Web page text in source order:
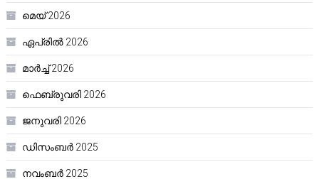
മെയ്‌ 2026
ഏപ്രിൽ 2026
മാർച്ച്‌ 2026
ഫെബ്രുവരി 2026
ജനുവരി 2026
ഡിസംബർ 2025
നവംബർ 2025